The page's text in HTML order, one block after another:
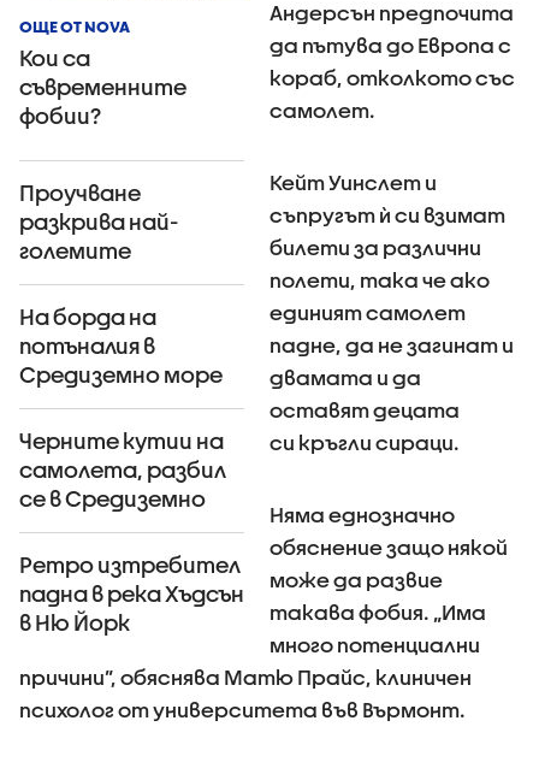
ОЩЕ ОТ NOVA
Кои са
съвременните
фобии?
Проучване
разкрива най-
големите
страхове на
британците
На борда на
потъналия в
Средиземно море
самолет е имало
пожар
Черните кутии на
самолета, разбил
се в Средиземно
море, са в Париж
Ретро изтребител
падна в река Хъдсън
в Ню Йорк
Андерсън предпочита
да пътува до Европа с
кораб, отколкото със
самолет.
Кейт Уинслет и
съпругът ѝ си взимат
билети за различни
полети, така че ако
единият самолет
падне, да не загинат и
двамата и да
оставят децата
си кръгли сираци.
Няма еднозначно
обяснение защо някой
може да развие
такава фобия. „Има
много потенциални
причини”, обяснява Матю Прайс, клиничен
психолог от университета във Върмонт.